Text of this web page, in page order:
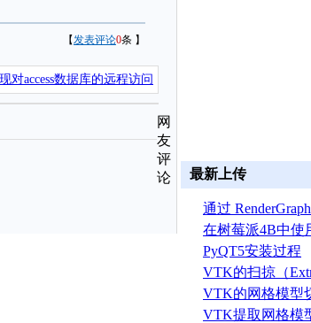
【发表评论0条 】
对access数据库的远程访问
网
友
评
论
最新上传
通过
建 ASTRYN 的
在树莓派4B中使
OpenGL ES程序
PyQT5安装过程
VTK的扫掠（
算法
VTK的网格模型
VTK提取网格模